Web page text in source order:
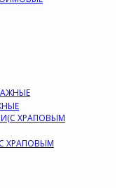
ХРАПОВЫМ